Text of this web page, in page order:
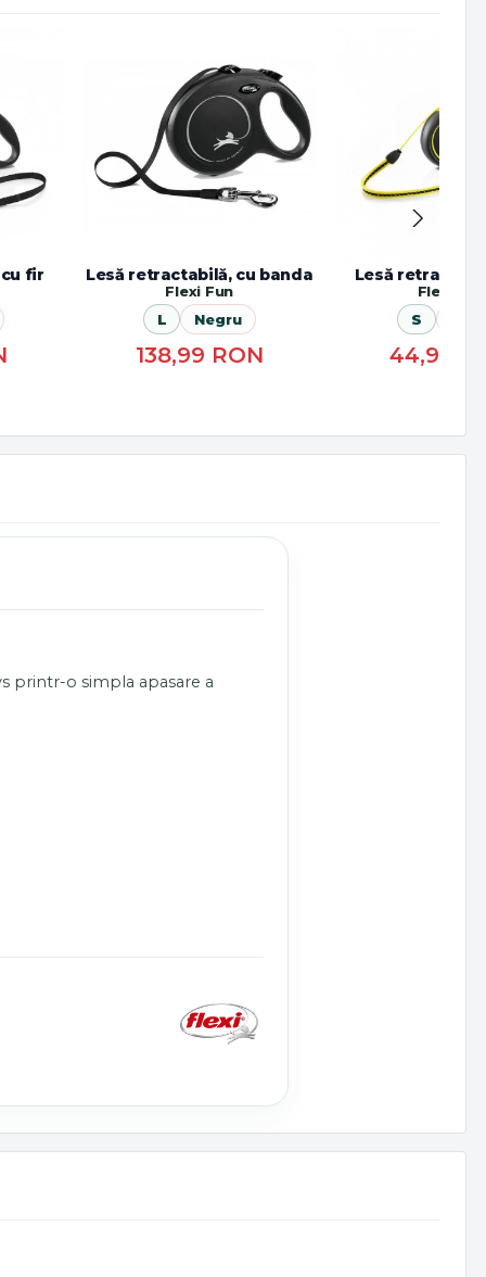
fir Lesă retractabilă, cu banda
Flexi Fun
L
Negru
138,99 RON
Lesă
Flexi Fun
S
44,99
printr-o simpla apasare a